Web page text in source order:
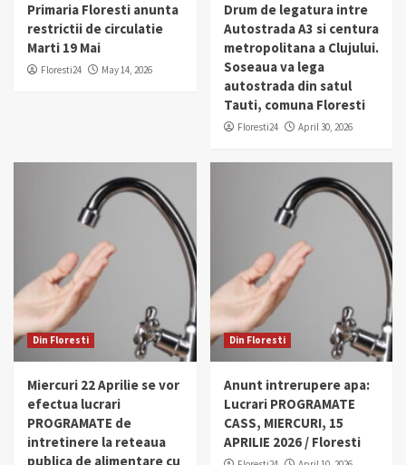
Primaria Floresti anunta
restrictii de circulatie
Marti 19 Mai
Floresti24 May 14, 2026
Drum de legatura intre
Autostrada A3 si centura
metropolitana a Clujului.
Soseaua va lega
autostrada din satul
Tauti, comuna Floresti
Floresti24 April 30, 2026
Din Floresti
Miercuri 22 Aprilie se vor
efectua lucrari
PROGRAMATE de
intretinere la reteaua
publica de alimentare cu
Din Floresti
Anunt intrerupere apa:
Lucrari PROGRAMATE
CASS, MIERCURI, 15
APRILIE 2026 / Floresti